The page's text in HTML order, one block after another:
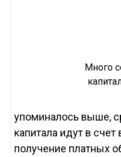
Много
упоминалось выше,
капитала идут в
получение платных